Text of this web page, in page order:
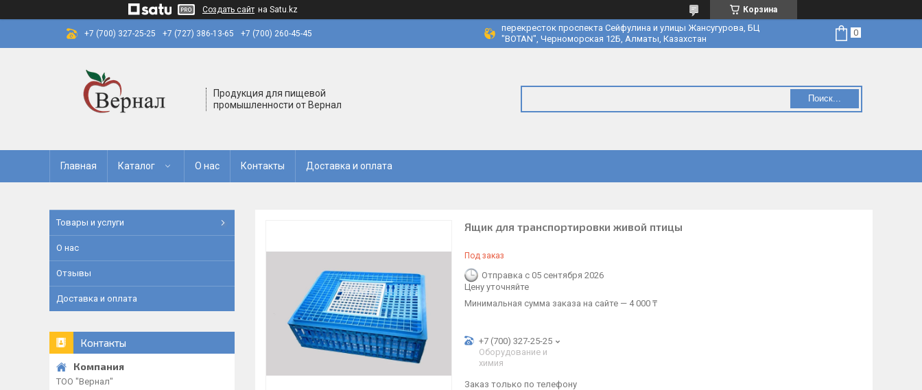
Создать сайт на Satu.kz Корзина
+7 (700) 327-25-25 +7 (727) 386-13-65 +7 (700) 260-45-45
перекресток проспекта Сейфулина и улицы Жансугурова, БЦ
"BOTAN", Черноморская 12Б, Алматы, Казахстан
Продукция для пищевой
промышленности от Вернал
Поиск...
Главная Каталог О нас Контакты Доставка и оплата
Ящик для транспортировки живой птицы
Под заказ
Отправка с 05 сентября 2026
Цену уточняйте
Минимальная сумма заказа на сайте — 4 000 ₸
+7 (700) 327-25-25
Оборудование и
химия
Заказ только по телефону
Товары и услуги
О нас
Отзывы
Доставка и оплата
Контакты
ТОО "Вернал"